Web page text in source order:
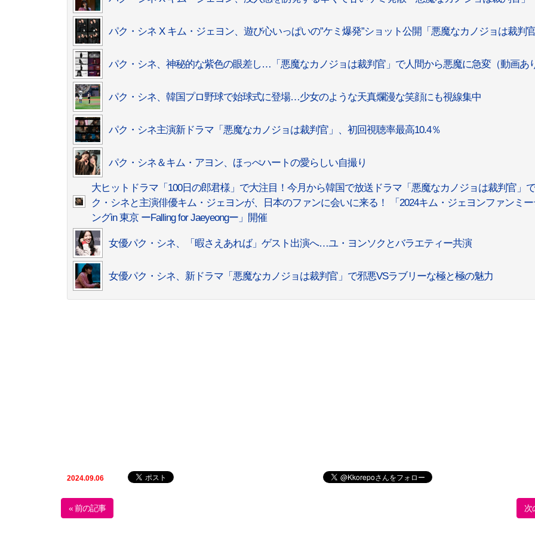
パク・シネ X キム・ジェヨン、遊び心いっぱいの”ケミ爆発”ショット公開「悪魔なカノジョは裁判官
パク・シネ、神秘的な紫色の眼差し…「悪魔なカノジョは裁判官」で人間から悪魔に急変（動画あり
パク・シネ、韓国プロ野球で始球式に登場…少女のような天真爛漫な笑顔にも視線集中
パク・シネ主演新ドラマ「悪魔なカノジョは裁判官」、初回視聴率最高10.4％
パク・シネ＆キム・アヨン、ほっぺハートの愛らしい自撮り
大ヒットドラマ「100日の郎君様」で大注目！今月から韓国で放送ドラマ「悪魔なカノジョは裁判官」
ク・シネと主演俳優キム・ジェヨンが、日本のファンに会いに来る！ 「2024キム・ジェヨンファンミー
ングin 東京 ーFalling for Jaeyeongー」開催
女優パク・シネ、「暇さえあれば」ゲスト出演へ…ユ・ヨンソクとバラエティー共演
女優パク・シネ、新ドラマ「悪魔なカノジョは裁判官」で邪悪VSラブリーな極と極の魅力
2024.09.06
« 前の記事 次